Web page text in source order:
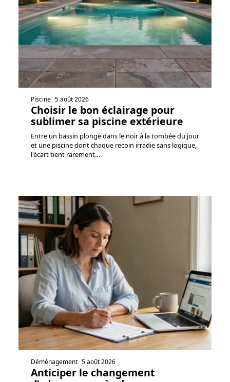
Piscine 5 août 2026
Choisir le bon éclairage pour
sublimer sa piscine extérieure
Entre un bassin plongé dans le noir à la tombée du jour
et une piscine dont chaque recoin irradie sans logique,
l'écart tient rarement…
Déménagement 5 août 2026
Anticiper le changement